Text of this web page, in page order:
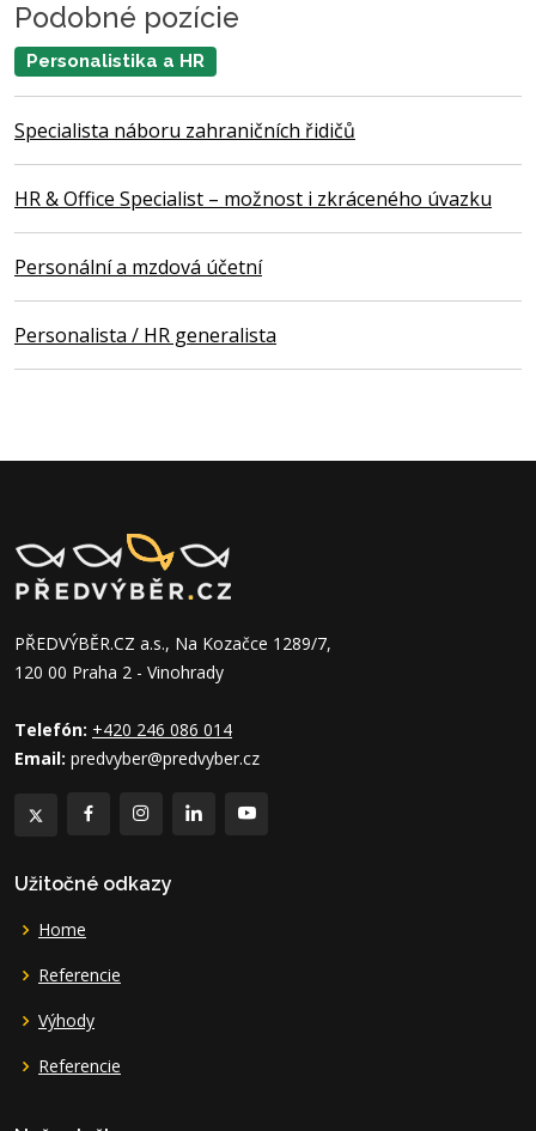
Podobné pozície
Personalistika a HR
Specialista náboru zahraničních řidičů
HR & Office Specialist – možnost i zkráceného úvazku
Personální a mzdová účetní
Personalista / HR generalista
PŘEDVÝBĚR.CZ a.s., Na Kozačce 1289/7,
120 00 Praha 2 - Vinohrady
Telefón: +420 246 086 014
Email: predvyber@predvyber.cz
Užitočné odkazy
Home
Referencie
Výhody
Referencie